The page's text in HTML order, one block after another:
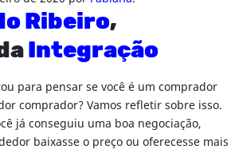
Ribeiro,
Integração
para pensar se você é um comprador
comprador? Vamos refletir sobre isso.
já conseguiu uma boa negociação,
baixasse o preço ou oferecesse mais